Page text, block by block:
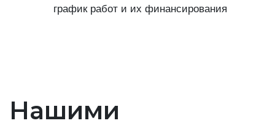
график работ и их финансирования
Нашими